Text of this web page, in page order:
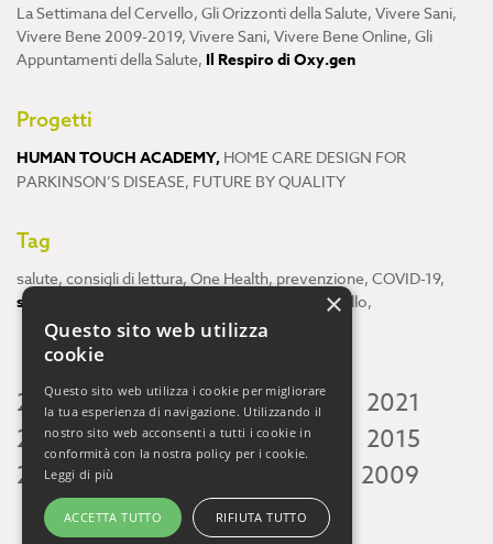
La Settimana del Cervello, Gli Orizzonti della Salute, Vivere Sani,
Vivere Bene 2009-2019, Vivere Sani, Vivere Bene Online, Gli
Appuntamenti della Salute, Il Respiro di Oxy.gen
Progetti
HUMAN TOUCH ACADEMY, HOME CARE DESIGN FOR
PARKINSON’S DISEASE, FUTURE BY QUALITY
Tag
salute, consigli di lettura, One Health, prevenzione, COVID-19,
scienza cervello,
2026 2025 2024 2023 2022
2021
2020 2019 2018 2017 2016
2015
2014 2013 2009
×
Questo sito web utilizza
cookie
Questo sito web utilizza i cookie per migliorare
la tua esperienza di navigazione. Utilizzando il
nostro sito web acconsenti a tutti i cookie in
conformità con la nostra policy per i cookie.
Leggi di più
ACCETTA TUTTO RIFIUTA TUTTO